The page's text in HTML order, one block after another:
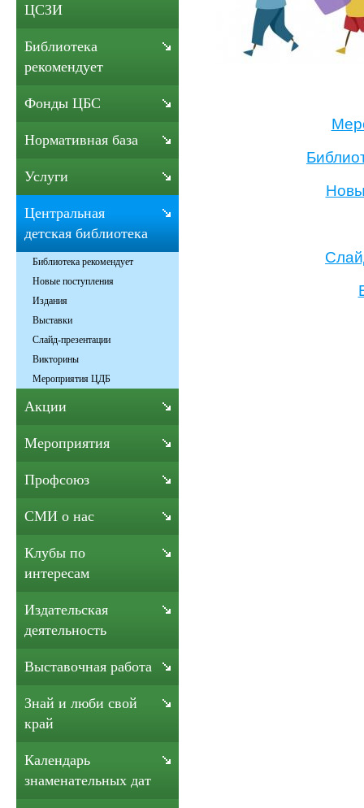
ЦСЗИ
Библиотека
рекомендует
Фонды ЦБС
Нормативная база
Услуги
Центральная
детская библиотека
Библиотека рекомендует
Новые поступления
Издания
Выставки
Слайд-презентации
Викторины
Мероприятия ЦДБ
Акции
Мероприятия
Профсоюз
СМИ о нас
Клубы по
интересам
Издательская
деятельность
Выставочная работа
Знай и люби свой
край
Календарь
знаменательных дат